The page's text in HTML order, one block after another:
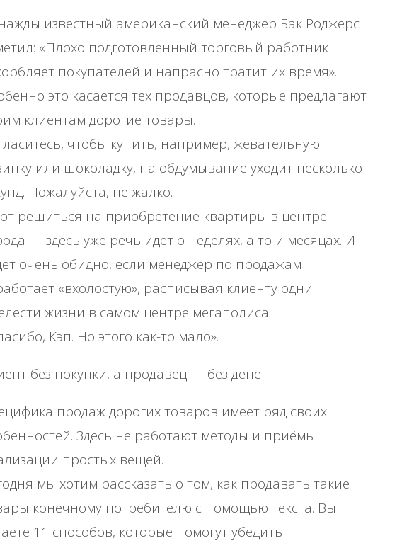
известный американский менеджер Бак Роджерс
«Плохо подготовленный торговый работник
покупателей и напрасно тратит их время».
это касается тех продавцов, которые предлагают
клиентам дорогие товары.
чтобы купить, например, жевательную
или шоколадку, на обдумывание уходит несколько
Пожалуйста, не жалко.
решиться на приобретение квартиры в центре
— здесь уже речь идёт о неделях, а то и месяцах. И
очень обидно, если менеджер по продажам
«вхолостую», расписывая клиенту одни
жизни в самом центре мегаполиса.
Кэп. Но этого как-то мало».
без покупки, а продавец — без денег.
продаж дорогих товаров имеет ряд своих
Здесь не работают методы и приёмы
простых вещей.
мы хотим рассказать о том, как продавать такие
конечному потребителю с помощью текста. Вы
11 способов, которые помогут убедить